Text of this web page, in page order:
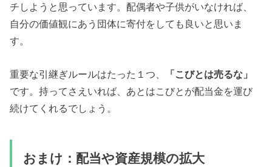
チしようと思っています。配偶者や子供がいなければ、
自分の価値観にあう団体に寄付をしても良いと思いま
す。
重要な引継ぎルールはたった１つ、
「こびとは売るな」
です。持ってさえいれば、あとはこびとが配当金を運び
続けてくれるでしょう。
おまけ：配当や資産規模の拡大